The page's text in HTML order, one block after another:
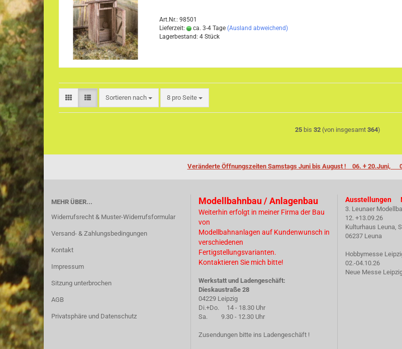
Art.Nr.: 98501
Lieferzeit:
ca. 3-4 Tage (Ausland abweichend)
Lagerbestand: 4 Stück
Sortieren nach
Sortieren nach 8 pro Seite
pro Seite
25 bis 32 (von insgesamt 364)
Veränderte Öffnungszeiten Samstags Juni bis August ! 06. + 20.Juni,
MEHR ÜBER...
Widerrufsrecht & Muster-Widerrufsformular
Versand- & Zahlungsbedingungen
Kontakt
Impressum
Sitzung unterbrochen
AGB
Privatsphäre und Datenschutz
Modellbahnbau / Anlagenbau
Weiterhin erfolgt in meiner Firma der Bau
von
Modellbahnanlagen auf Kundenwunsch in
verschiedenen
Fertigstellungsvarianten.
Kontaktieren Sie mich bitte!
Werkstatt und Ladengeschäft:
Dieskaustraße 28
04229 Leipzig
Di.+Do. 14 - 18.30 Uhr
Sa. 9.30 - 12.30 Uhr
Zusendungen bitte ins Ladengeschäft !
Ausstellungen
3. Leunaer
12. +13.09.26
Kulturhaus Leuna,
06237 Leuna
Hobbymesse
02.-04.10.26
Neue Messe